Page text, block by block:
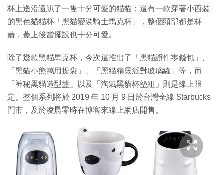
杯上邊沿還趴了一隻十分可愛的貓貓；還有一款穿著小西裝
的黑色貓貓杯「黑貓變裝騎士馬克杯」，整個頭部都是杯
蓋，蓋上後當擺設也十分可愛。
除了幾款黑貓馬克杯，今次還推出了「黑貓證件零錢包」、
「黑貓小熊萬用提袋」、「黑貓精靈派對玻璃罐」等，而
「神秘黑貓造型盤」以及「淘氣黑貓杯墊組」則是線上限
定。整個系列將於 2019 年 10 月 9 日於台灣全線 Starbucks
門市，及於凌晨零時在博客來線上網店開售。